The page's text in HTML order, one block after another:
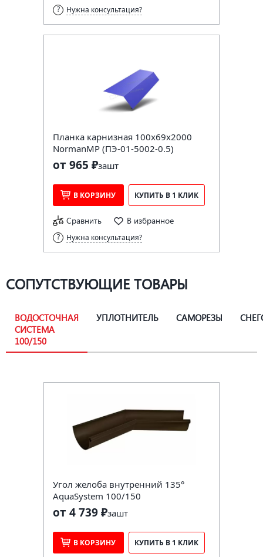
Нужна консультация?
Планка карнизная 100х69х2000
NormanMP (ПЭ-01-5002-0.5)
от 965 ₽зашт
В КОРЗИНУ КУПИТЬ В 1 КЛИК
Сравнить В избранное
Нужна консультация?
СОПУТСТВУЮЩИЕ ТОВАРЫ
ВОДОСТОЧНАЯ
СИСТЕМА
100/150
УПЛОТНИТЕЛЬ САМОРЕЗЫ
Угол желоба внутренний 135°
AquaSystem 100/150
от 4 739 ₽зашт
В КОРЗИНУ КУПИТЬ В 1 КЛИК